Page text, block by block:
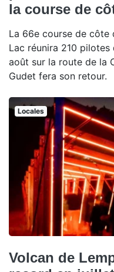
la course de
La 66e course de
Lac réunira 210
août sur la route de la
Gudet fera son retour.
Locales
Volcan de